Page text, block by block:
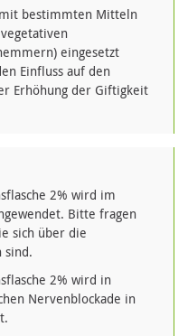
bestimmten Mitteln
eingesetzt
Einfluss auf den
Erhöhung der Giftigkeit
2% wird im
Bitte fragen
sich über die
sind.
2% wird in
Nervenblockade in